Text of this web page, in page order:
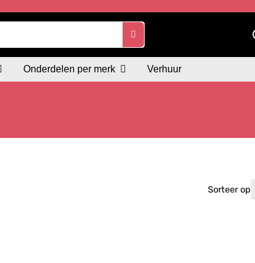
Onderdelen per merk Verhuur
Sorteer op